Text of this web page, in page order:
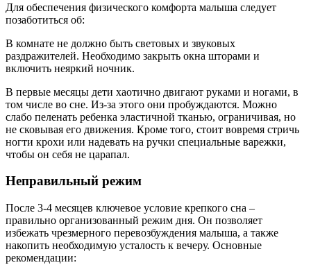
Для обеспечения физического комфорта малыша следует
позаботиться об:
В комнате не должно быть световых и звуковых
раздражителей. Необходимо закрыть окна шторами и
включить неяркий ночник.
В первые месяцы дети хаотично двигают руками и ногами, в
том числе во сне. Из-за этого они пробуждаются. Можно
слабо пеленать ребенка эластичной тканью, ограничивая, но
не сковывая его движения. Кроме того, стоит вовремя стричь
ногти крохи или надевать на ручки специальные варежки,
чтобы он себя не царапал.
Неправильный режим
После 3-4 месяцев ключевое условие крепкого сна –
правильно организованный режим дня. Он позволяет
избежать чрезмерного перевозбуждения малыша, а также
накопить необходимую усталость к вечеру. Основные
рекомендации: